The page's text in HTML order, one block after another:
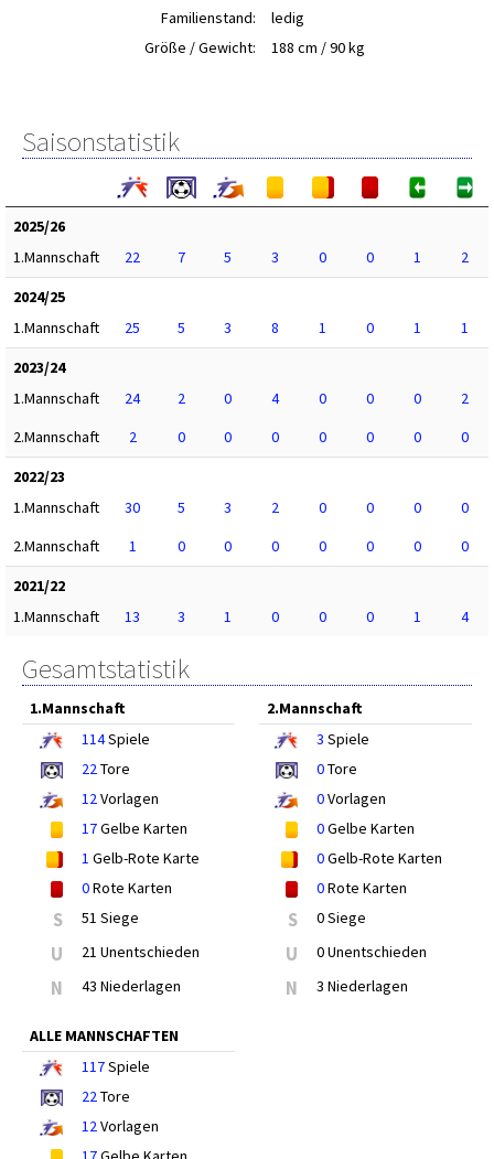
Familienstand:
ledig
Größe / Gewicht:
188 cm / 90 kg
Saisonstatistik
2025/26
1.Mannschaft
22 7 5 3 0 0 1
2
2024/25
1.Mannschaft
25 5 3 8 1 0 1
1
2023/24
1.Mannschaft
24 2 0 4 0 0 0
2
2.Mannschaft
2 0 0 0 0 0 0
0
2022/23
1.Mannschaft
30 5 3 2 0 0 0
0
2.Mannschaft
1 0 0 0 0 0 0
0
2021/22
1.Mannschaft
13 3 1 0 0 0 1 4
Gesamtstatistik
1.Mannschaft
114Spiele
22Tore
12Vorlagen
17Gelbe Karten
1 Gelb-Rote Karte
0Rote Karten
S 51 Siege
U 21 Unentschieden
N 43 Niederlagen
2.Mannschaft
3 Spiele
0Tore
0Vorlagen
0Gelbe Karten
0Gelb-Rote Karten
0Rote Karten
S 0 Siege
U 0 Unentschieden
N 3 Niederlagen
ALLE MANNSCHAFTEN
117Spiele
22Tore
12Vorlagen